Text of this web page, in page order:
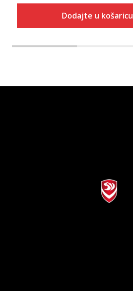
Dodajte u košaricu